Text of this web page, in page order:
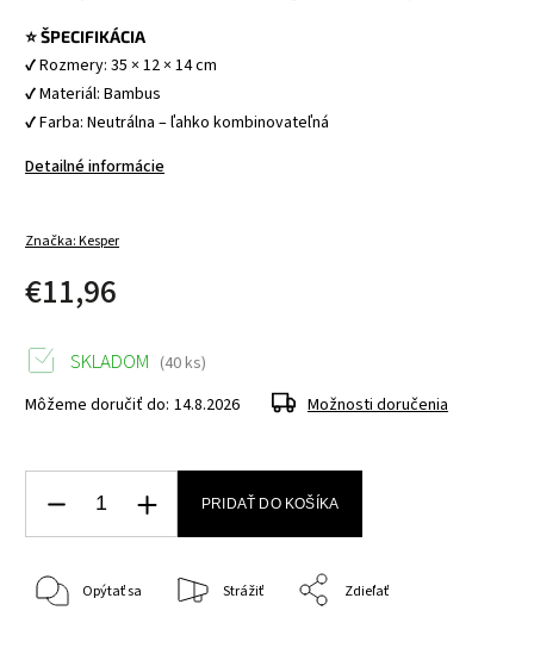
⭐ ŠPECIFIKÁCIA
✔ Rozmery: 35 × 12 × 14 cm
✔ Materiál: Bambus
✔ Farba: Neutrálna – ľahko kombinovateľná
Detailné informácie
Značka:Kesper
€11,96
SKLADOM (40 ks)
Môžeme doručiť do: 14.8.2026 Možnosti doručenia
PRIDAŤ DO KOŠÍKA
Opýtať sa Strážiť Zdieľať